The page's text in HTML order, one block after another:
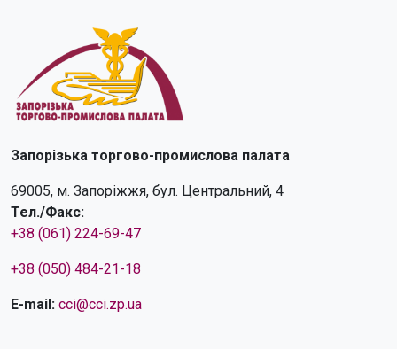
Запорізька торгово-промислова палата
69005, м. Запоріжжя, бул. Центральний, 4
Тел./Факс:
+38 (061) 224-69-47
+38 (050) 484-21-18
E-mail: cci@cci.zp.ua